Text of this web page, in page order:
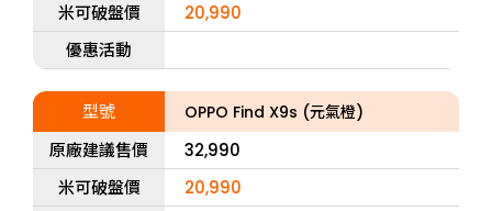
米可破盤價
20,990
優惠活動
型號 OPPO Find X9s (元氣橙)
原廠建議售價
32,990
米可破盤價
20,990